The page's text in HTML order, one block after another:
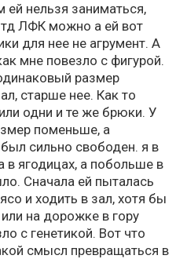
ей нельзя заниматься,
ЛФК можно а ей вот
для нее не агрумент. А
мне повезло с фигурой.
размер
старше нее. Как то
одни и те же брюки. У
поменьше, а
сильно свободен. я в
в ягодицах, а побольше в
Сначала ей пыталась
и ходить в зал, хотя бы
на дорожке в гору
с генетикой. Вот что
смысл превращаться в